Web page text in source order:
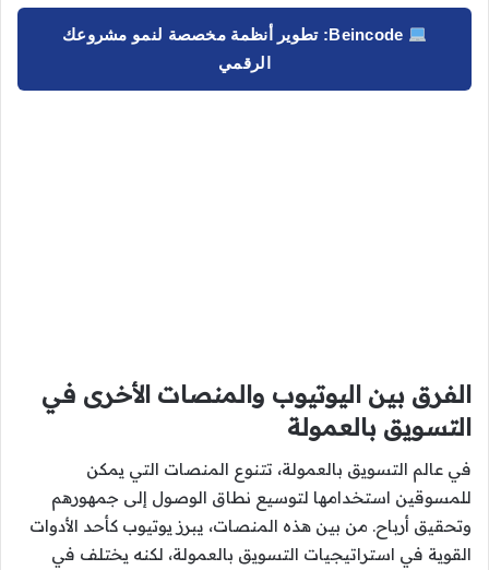
Beincode: تطوير أنظمة مخصصة لنمو مشروعك
الرقمي
الفرق بين اليوتيوب والمنصات الأخرى في
التسويق بالعمولة
في عالم التسويق بالعمولة، تتنوع المنصات التي يمكن
للمسوقين استخدامها لتوسيع نطاق الوصول إلى جمهورهم
وتحقيق أرباح. من بين هذه المنصات، يبرز يوتيوب كأحد الأدوات
القوية في استراتيجيات التسويق بالعمولة، لكنه يختلف في